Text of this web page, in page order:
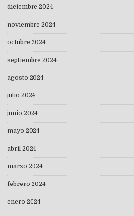
diciembre 2024
noviembre 2024
octubre 2024
septiembre 2024
agosto 2024
julio 2024
junio 2024
mayo 2024
abril 2024
marzo 2024
febrero 2024
enero 2024